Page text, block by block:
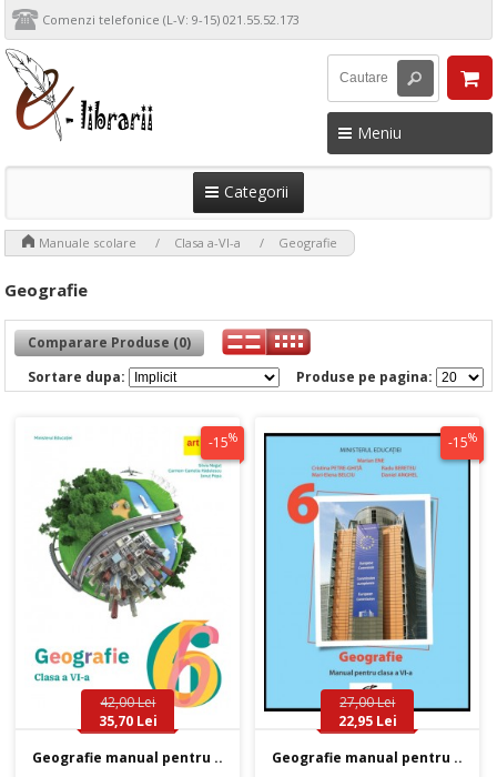
Comenzi telefonice (L-V: 9-15) 021.55.52.173
Meniu
Categorii
Manuale scolare Clasa a-VI-a Geografie
Geografie
Comparare Produse (0)
Produse pe pagina:
Sortare dupa:
-15%
42,00 Lei
35,70 Lei
Geografie manual pentru ..
-15%
27,00 Lei
22,95 Lei
Geografie manual pentru ..